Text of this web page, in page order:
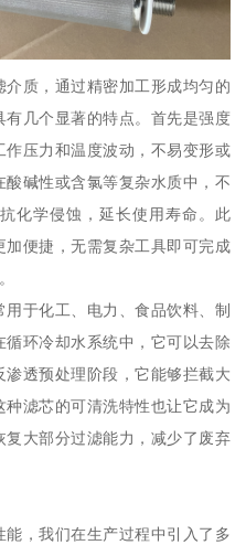
质，通过精密加工形成均匀的
几个显著的特点。首先是强度
压力和温度波动，不易变形或
碱性或含氯等复杂水质中，不
化学侵蚀，延长使用寿命。此
便捷，无需复杂工具即可完成
于化工、电力、食品饮料、制
环冷却水系统中，它可以去除
透预处理阶段，它能够拦截大
滤芯的可清洗特性也让它成为
大部分过滤能力，减少了废弃
，我们在生产过程中引入了多